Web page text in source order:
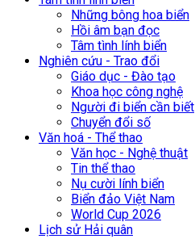
Những bông hoa biển
Hồi âm bạn đọc
Tâm tình lính biển
Nghiên cứu - Trao đổi
Giáo dục - Đào tạo
Khoa học công nghệ
Người đi biển cần biết
Chuyển đổi số
Văn hoá - Thể thao
Văn học - Nghệ thuật
Tin thể thao
Nụ cười lính biển
Biển đảo Việt Nam
World Cup 2026
Lịch sử Hải quân